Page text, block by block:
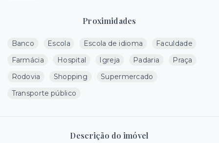
Proximidades
Banco Escola Escola de idioma
Faculdade
Farmácia
Hospital Igreja Padaria
Praça
Rodovia
Shopping
Supermercado
Transporte público
Descrição do imóvel